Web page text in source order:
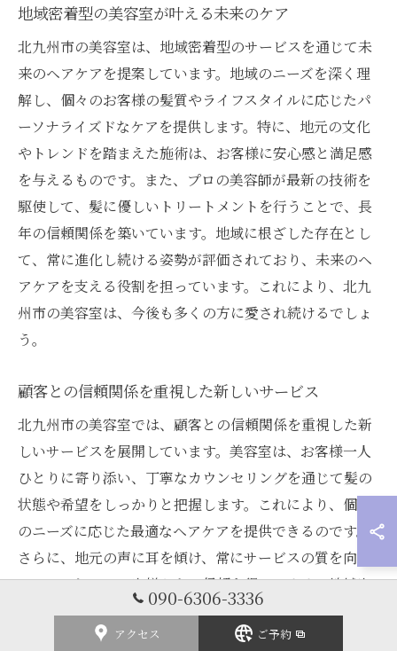
地域密着型の美容室が叶える未来のケア
北九州市の美容室は、地域密着型のサービスを通じて未
来のヘアケアを提案しています。地域のニーズを深く理
解し、個々のお客様の髪質やライフスタイルに応じたパ
ーソナライズドなケアを提供します。特に、地元の文化
やトレンドを踏まえた施術は、お客様に安心感と満足感
を与えるものです。また、プロの美容師が最新の技術を
駆使して、髪に優しいトリートメントを行うことで、長
年の信頼関係を築いています。地域に根ざした存在とし
て、常に進化し続ける姿勢が評価されており、未来のヘ
アケアを支える役割を担っています。これにより、北九
州市の美容室は、今後も多くの方に愛され続けるでしょ
う。
顧客との信頼関係を重視した新しいサービス
北九州市の美容室では、顧客との信頼関係を重視した新
しいサービスを展開しています。美容室は、お客様一人
ひとりに寄り添い、丁寧なカウンセリングを通じて髪の
状態や希望をしっかりと把握します。これにより、個々
のニーズに応じた最適なヘアケアを提供できるのです。
さらに、地元の声に耳を傾け、常にサービスの質を向上
させることで、お客様からの信頼を得ています。地域密
着型のアプローチがリピーターを生む要因となってお
り、お客様との長期的な関係の構築にも成功していま
090-6306-3336
アクセス ご予約